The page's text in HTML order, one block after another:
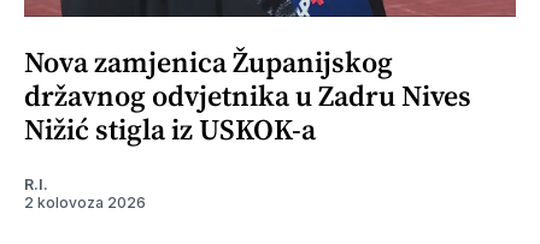
Nova zamjenica Županijskog
državnog odvjetnika u Zadru Nives
Nižić stigla iz USKOK-a
R.I.
2 kolovoza 2026